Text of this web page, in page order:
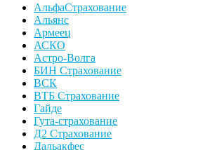
АльфаСтрахование
Альянс
Армеец
АСКО
Астро-Волга
БИН Страхование
ВСК
ВТБ Страхование
Гайде
Гута-страхование
Д2 Страхование
Дальакфес